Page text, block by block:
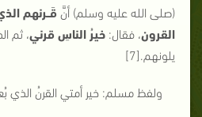
(صلى الله عليه وسلم) أنَّ قَــرنهم
القرون، فقال: خيرُ الناسِ قرني، ثم
يلونهم.[7]
ولفظ مسلم: خير أمتي القرنُ الذي